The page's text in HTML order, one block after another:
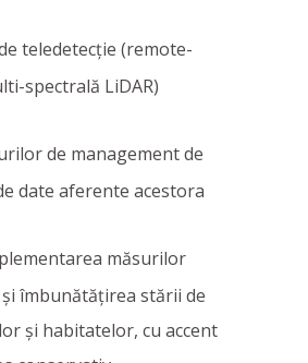
teledetecţie (remote-
spectrală LiDAR)
de management de
date aferente acestora
măsurilor
îmbunătăţirea stării de
şi habitatelor, cu accent